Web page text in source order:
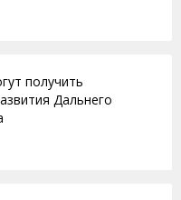
получить
Дальнего